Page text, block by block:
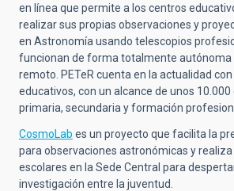
en línea que permite a los centros
realizar sus propias observaciones y
en Astronomía usando telescopios
funcionan de forma totalmente autónoma
remoto. PETeR cuenta en la actualidad
educativos, con un alcance de unos
primaria, secundaria y formación
CosmoLab es un proyecto que facilita la
para observaciones astronómicas y
escolares en la Sede Central para
investigación entre la juventud.